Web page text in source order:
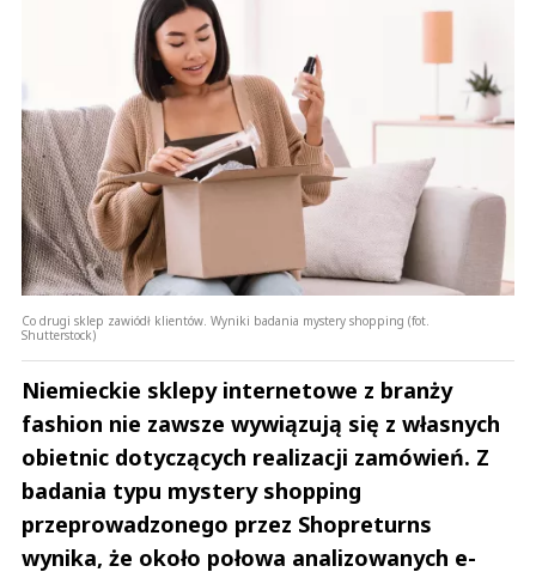
Co drugi sklep zawiódł klientów. Wyniki badania mystery shopping (fot.
Shutterstock)
Niemieckie sklepy internetowe z branży
fashion nie zawsze wywiązują się z własnych
obietnic dotyczących realizacji zamówień. Z
badania typu mystery shopping
przeprowadzonego przez Shopreturns
wynika, że około połowa analizowanych e-